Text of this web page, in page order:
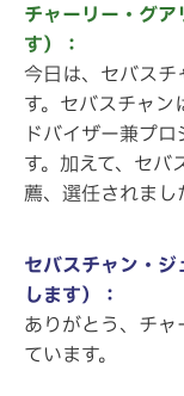
チャーリー・グ
す）：
今日は、セバス
す。セバスチャン
ドバイザー兼プ
す。加えて、セ
薦、選任されまし
セバスチャン・
します）：
ありがとう、チ
ています。